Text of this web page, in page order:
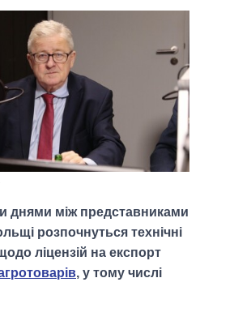
днями між представниками
розпочнуться технічні
ліцензій на експорт
, у тому числі